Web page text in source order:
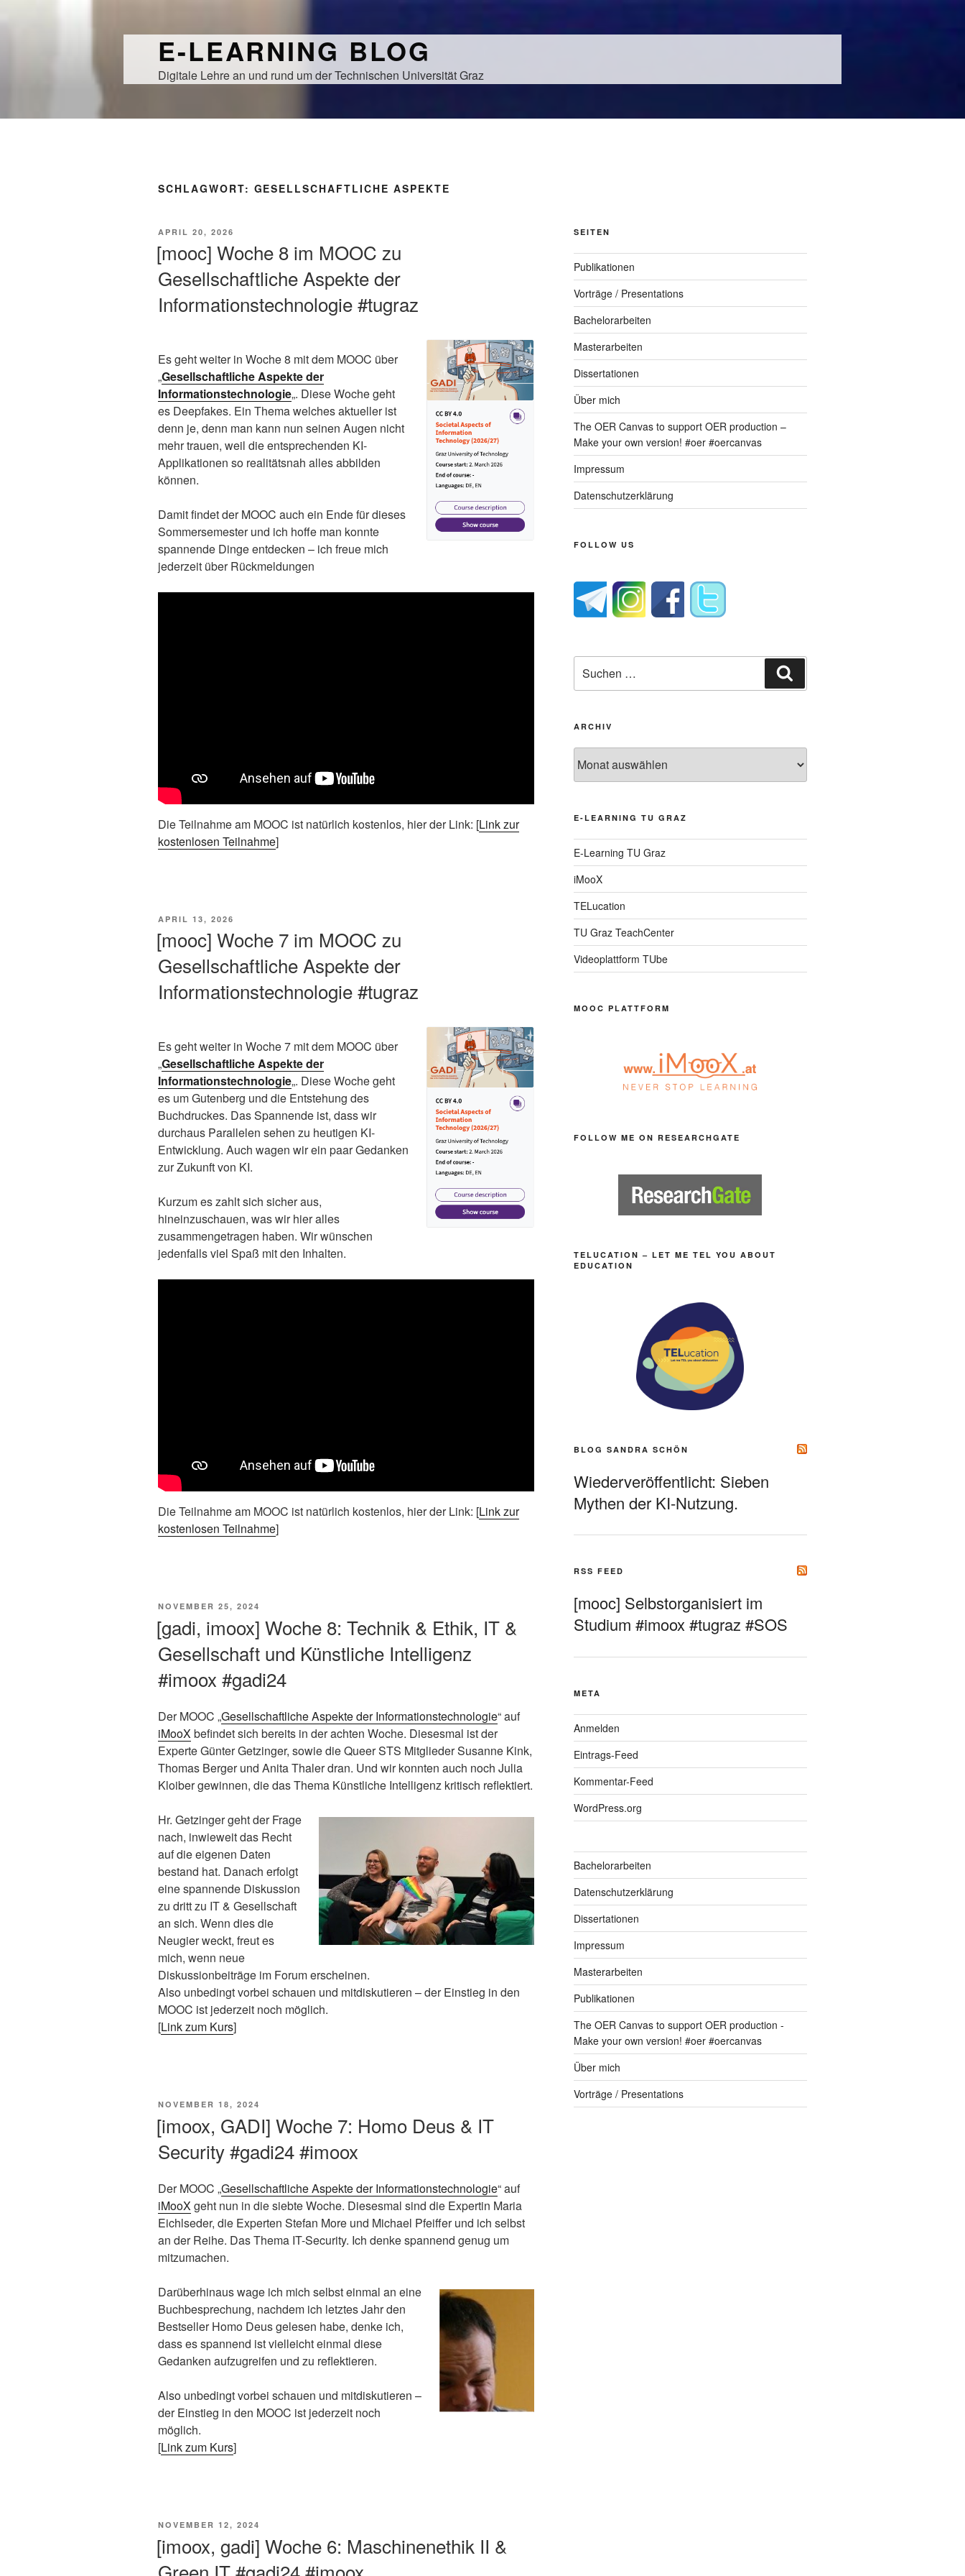
Inhalt
E-LEARNING BLOG
Digitale Lehre an und rund um der Technischen Universität Graz
SCHLAGWORT: GESELLSCHAFTLICHE ASPEKTE
VERÖFFENTLICHT
APRIL 20, 2026
[mooc] Woche 8 im MOOC zu
Gesellschaftliche Aspekte der
Informationstechnologie #tugraz
Es geht weiter in Woche 8 mit dem MOOC über
„Gesellschaftliche Aspekte der
Informationstechnologie„. Diese Woche geht
es Deepfakes. Ein Thema welches aktueller ist
denn je, denn man kann nun seinen Augen nicht
mehr trauen, weil die entsprechenden KI-
Applikationen so realitätsnah alles abbilden
können.
Damit findet der MOOC auch ein Ende für dieses
Sommersemester und ich hoffe man konnte
spannende Dinge entdecken – ich freue mich
jederzeit über Rückmeldungen
Die Teilnahme am MOOC ist natürlich kostenlos, hier der Link: [Link zur
kostenlosen Teilnahme]
VERÖFFENTLICHT
APRIL 13, 2026
[mooc] Woche 7 im MOOC zu
Gesellschaftliche Aspekte der
Informationstechnologie #tugraz
Es geht weiter in Woche 7 mit dem MOOC über
„Gesellschaftliche Aspekte der
Informationstechnologie„. Diese Woche geht
es um Gutenberg und die Entstehung des
Buchdruckes. Das Spannende ist, dass wir
durchaus Parallelen sehen zu heutigen KI-
Entwicklung. Auch wagen wir ein paar Gedanken
zur Zukunft von KI.
Kurzum es zahlt sich sicher aus,
hineinzuschauen, was wir hier alles
zusammengetragen haben. Wir wünschen
jedenfalls viel Spaß mit den Inhalten.
Die Teilnahme am MOOC ist natürlich kostenlos, hier der Link: [Link zur
kostenlosen Teilnahme]
VERÖFFENTLICHT
NOVEMBER 25, 2024
[gadi, imoox] Woche 8: Technik & Ethik, IT &
Gesellschaft und Künstliche Intelligenz
#imoox #gadi24
Der MOOC „Gesellschaftliche Aspekte der Informationstechnologie“ auf
iMooX befindet sich bereits in der achten Woche. Diesesmal ist der
Experte Günter Getzinger, sowie die Queer STS Mitglieder Susanne Kink,
Thomas Berger und Anita Thaler dran. Und wir konnten auch noch Julia
Kloiber gewinnen, die das Thema Künstliche Intelligenz kritisch reflektiert.
Hr. Getzinger geht der Frage
nach, inwieweit das Recht
auf die eigenen Daten
bestand hat. Danach erfolgt
eine spannende Diskussion
zu dritt zu IT & Gesellschaft
an sich. Wenn dies die
Neugier weckt, freut es
mich, wenn neue
Diskussionbeiträge im Forum erscheinen.
Also unbedingt vorbei schauen und mitdiskutieren – der Einstieg in den
MOOC ist jederzeit noch möglich.
[Link zum Kurs]
VERÖFFENTLICHT
NOVEMBER 18, 2024
[imoox, GADI] Woche 7: Homo Deus & IT
Security #gadi24 #imoox
Der MOOC „Gesellschaftliche Aspekte der Informationstechnologie“ auf
iMooX geht nun in die siebte Woche. Diesesmal sind die Expertin Maria
Eichlseder, die Experten Stefan More und Michael Pfeiffer und ich selbst
an der Reihe. Das Thema IT-Security. Ich denke spannend genug um
mitzumachen.
Darüberhinaus wage ich mich selbst einmal an eine
Buchbesprechung, nachdem ich letztes Jahr den
Bestseller Homo Deus gelesen habe, denke ich,
dass es spannend ist vielleicht einmal diese
Gedanken aufzugreifen und zu reflektieren.
Also unbedingt vorbei schauen und mitdiskutieren –
der Einstieg in den MOOC ist jederzeit noch
möglich.
[Link zum Kurs]
VERÖFFENTLICHT
NOVEMBER 12, 2024
[imoox, gadi] Woche 6: Maschinenethik II &
SEITEN
Publikationen
Vorträge / Presentations
Bachelorarbeiten
Masterarbeiten
Dissertationen
Über mich
The OER Canvas to support OER production –
Make your own version! #oer #oercanvas
Impressum
Datenschutzerklärung
FOLLOW US
nach:
ARCHIV
E-LEARNING TU GRAZ
E-Learning TU Graz
iMooX
TELucation
TU Graz TeachCenter
Videoplattform TUbe
MOOC PLATTFORM
FOLLOW ME ON RESEARCHGATE
TELUCATION – LET ME TEL YOU ABOUT
EDUCATION
BLOG SANDRA SCHÖN
Wiederveröffentlicht: Sieben
Mythen der KI-Nutzung.
RSS FEED
[mooc] Selbstorganisiert im
Studium #imoox #tugraz #SOS
META
Anmelden
Eintrags-Feed
Kommentar-Feed
WordPress.org
Bachelorarbeiten
Datenschutzerklärung
Dissertationen
Impressum
Masterarbeiten
Publikationen
The OER Canvas to support OER production -
Make your own version! #oer #oercanvas
Über mich
Vorträge / Presentations